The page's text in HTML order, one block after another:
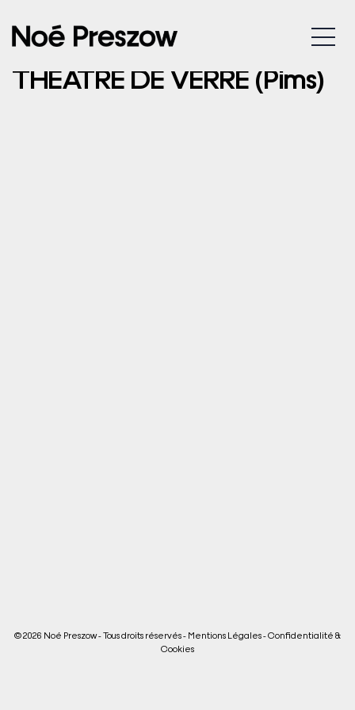
MENU
CHATEAUBRIANT –
THÉÂTRE DE VERRE (Pims)
© 2026 Noé Preszow - Tous droits réservés - Mentions Légales-Confidentialité &
Cookies